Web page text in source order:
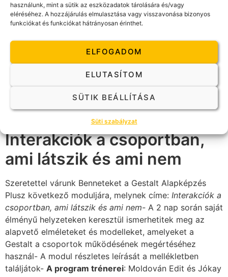
használunk, mint a sütik az eszközadatok tárolására és/vagy
eléréséhez. A hozzájárulás elmulasztása vagy visszavonása bizonyos
funkciókat és funkciókat hátrányosan érinthet.
ELFOGADOM
ELUTASÍTOM
SÜTIK BEÁLLÍTÁSA
Süti szabályzat
ŐSSZEL INDUL A GESTALT ALAPKÉPZÉS 10-
CSOPORTJA!Van egy ember, aki néha jófej, néha
hülyeségeket csinál, elpazarolja az idejét- Nem tudom,
mit kezdjek vele- Legszívesebben hetekig feléje sem
néznék, de nem tehetem-Ez az ember ugyanis én
vagyok-Mit kezdjek vele? Mit kezdjek az ügyfeleimmel,
klienseimmel, akik hasonló cipőben járnak?
Gestalt Alapképzés Plusz –
Interakciók a csoportban,
ami látszik és ami nem
Szeretettel várunk Benneteket a Gestalt Alapképzés
Plusz következő moduljára, melynek címe: Interakciók a
csoportban, ami látszik és ami nem- A 2 nap során saját
élményű helyzeteken keresztül ismerhetitek meg az
alapvető elméleteket és modelleket, amelyeket a
Gestalt a csoportok működésének megértéséhez
használ- A modul részletes leírását a mellékletben
találjátok- A program trénerei: Moldován Edit és Jókay